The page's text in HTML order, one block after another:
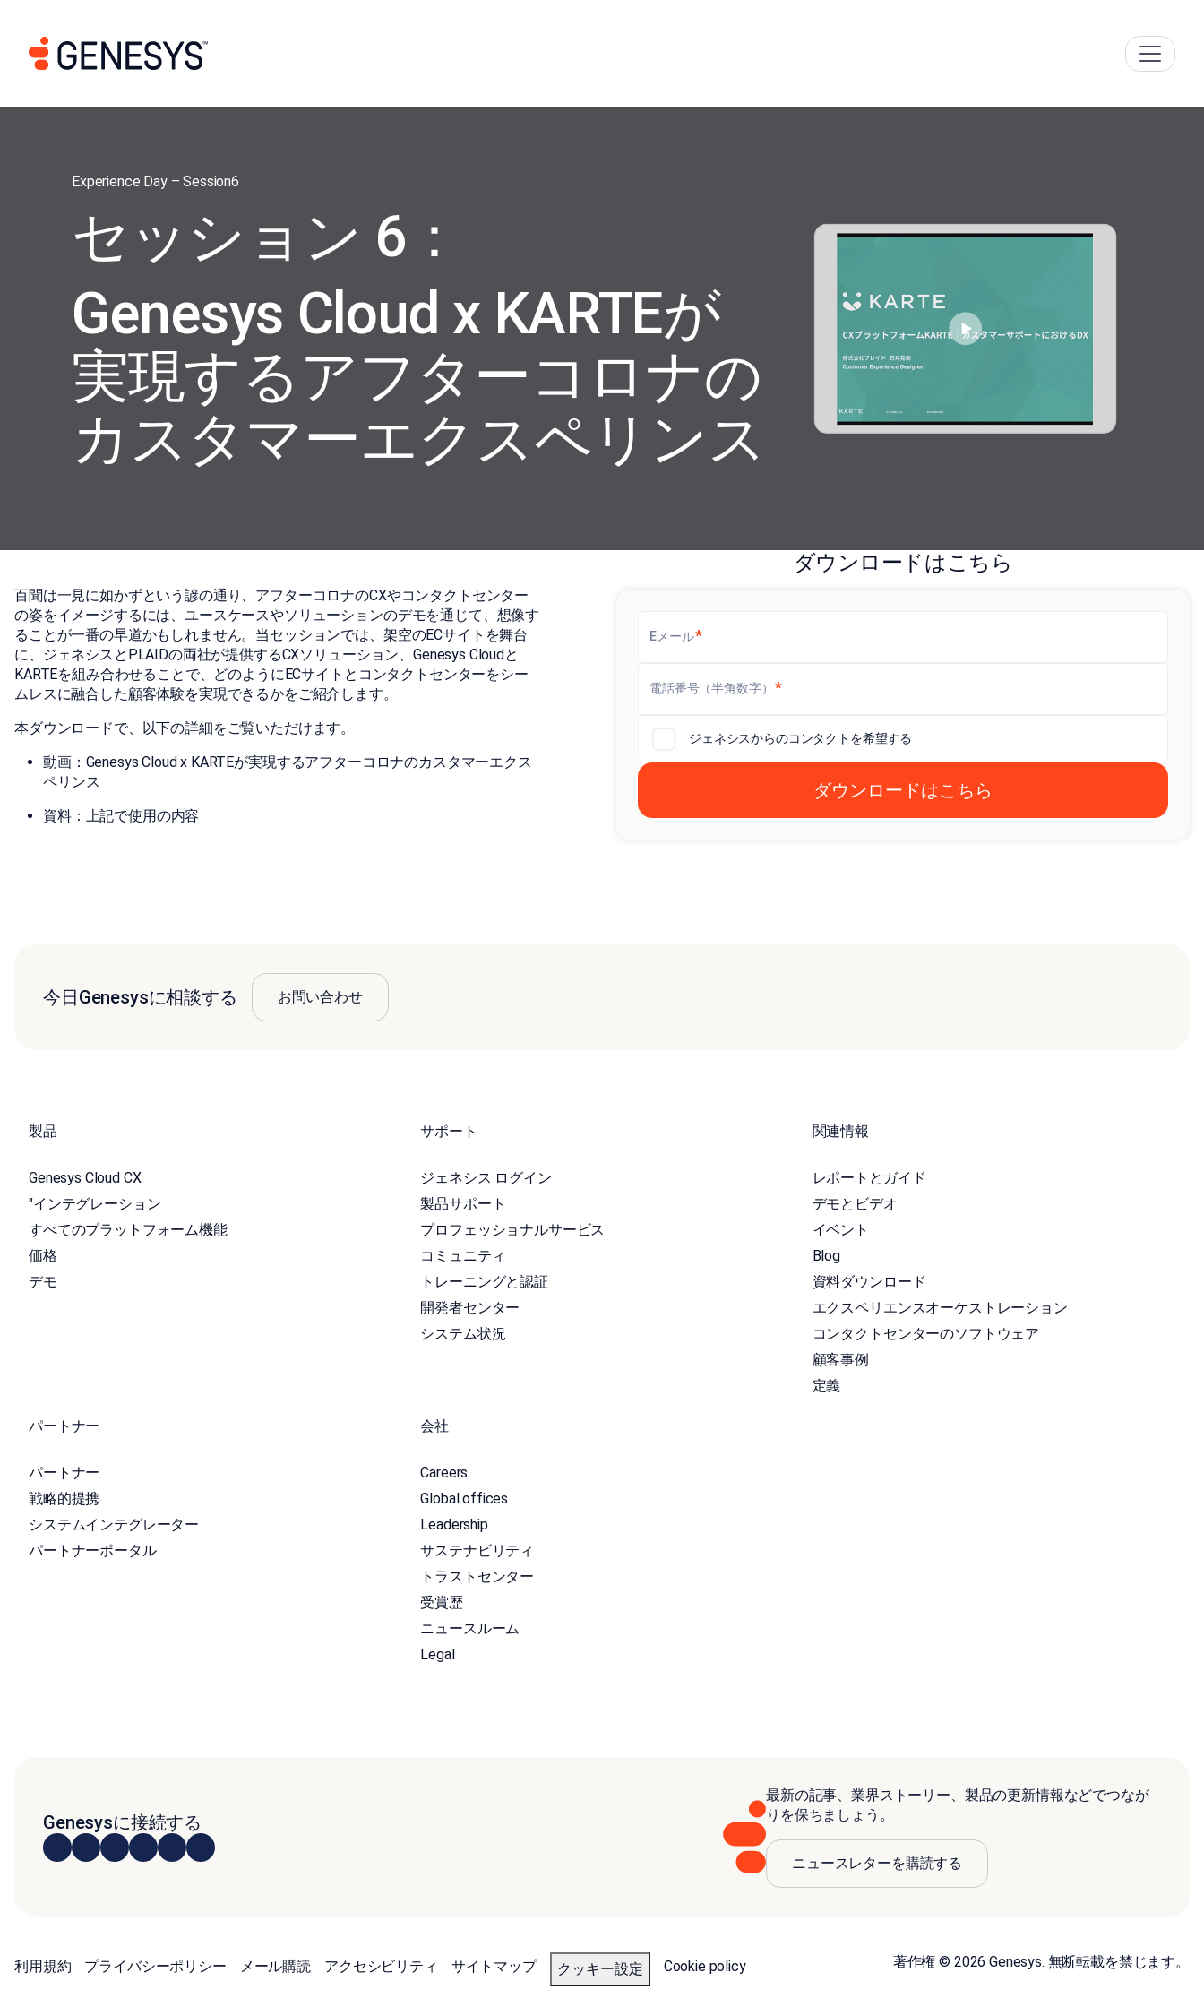
Experience Day – Session6
セッション 6：
Genesys Cloud x KARTEが
実現するアフターコロナの
カスタマーエクスペリンス
百聞は一見に如かずという諺の通り、アフターコロナのCXやコンタクトセンター
の姿をイメージするには、ユースケースやソリューションのデモを通じて、想像す
ることが一番の早道かもしれません。当セッションでは、架空のECサイトを舞台
に、ジェネシスとPLAIDの両社が提供するCXソリューション、Genesys Cloudと
KARTEを組み合わせることで、どのようにECサイトとコンタクトセンターをシー
ムレスに融合した顧客体験を実現できるかをご紹介します。
本ダウンロードで、以下の詳細をご覧いただけます。
動画：Genesys Cloud x KARTEが実現するアフターコロナのカスタマーエクス
ペリンス
資料：上記で使用の内容
ダウンロードはこちら
Eメール*
電話番号（半角数字） *
ジェネシスからのコンタクトを希望する
今日Genesysに相談する お問い合わせ
製品
Genesys Cloud CX
"インテグレーション
すべてのプラットフォーム機能
価格
デモ
サポート
ジェネシス ログイン
製品サポート
プロフェッショナルサービス
コミュニティ
トレーニングと認証
開発者センター
システム状況
関連情報
レポートとガイド
デモとビデオ
イベント
Blog
資料ダウンロード
エクスペリエンスオーケストレーション
コンタクトセンターのソフトウェア
顧客事例
定義
パートナー
パートナー
戦略的提携
システムインテグレーター
パートナーポータル
会社
Careers
Global offices
Leadership
サステナビリティ
トラストセンター
受賞歴
ニュースルーム
Legal
Genesysに接続する
最新の記事、業界ストーリー、製品の更新情報などでつなが
りを保ちましょう。
ニュースレターを購読する
利用規約 プライバシーポリシー メール購読 アクセシビリティ サイトマップ クッキー設定 Cookie policy 著作権 © 2026 Genesys. 無断転載を禁じます。